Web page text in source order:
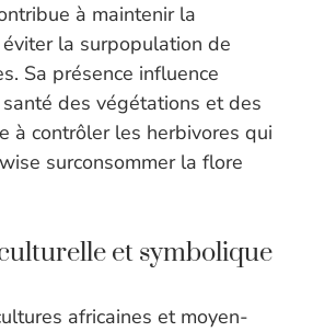
à maintenir la
la surpopulation de
Sa présence influence
des végétations et des
à contrôler les herbivores qui
surconsommer la flore
et symbolique
africaines et moyen-